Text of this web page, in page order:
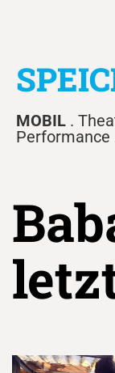
MOBIL .
Performance